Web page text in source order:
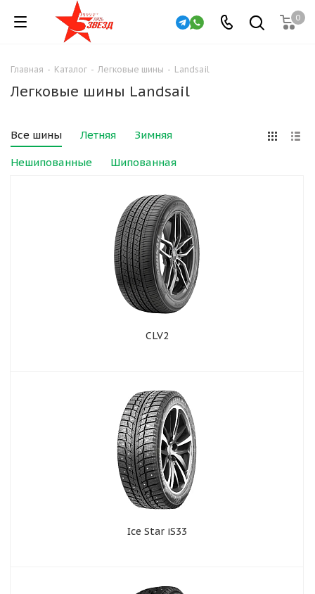
0
Главная - Каталог - Легковые шины - Landsail
Легковые шины Landsail
Все шины Летняя Зимняя
Нешипованные Шипованная
CLV2
Ice Star iS33